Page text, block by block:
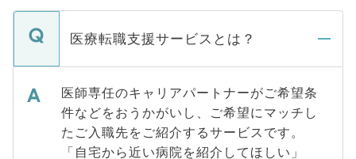
医療転職支援サービスとは？
医師専任のキャリアパートナーがご希望条
件などをおうかがいし、ご希望にマッチし
たご入職先をご紹介するサービスです。
「自宅から近い病院を紹介してほしい」